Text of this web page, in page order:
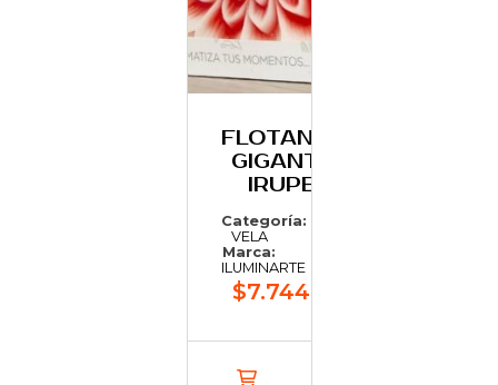
FLOTANTE
GIGANTE
IRUPE
Categoría:
VELA
Marca:
ILUMINARTE
$7.744,17